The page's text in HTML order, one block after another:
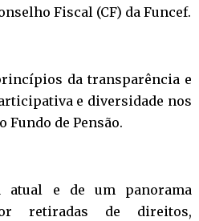
Fiscal (CF) da Funcef.
da transparência e
e diversidade nos
Fundo de Pensão.
atual e de um panorama
retiradas de direitos,